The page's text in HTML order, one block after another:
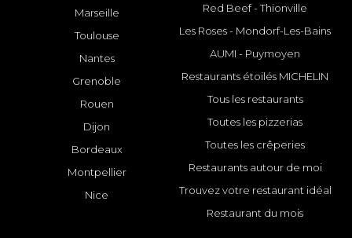
Marseille
Toulouse
Nantes
Grenoble
Rouen
Dijon
Bordeaux
Montpellier
Nice
Red Beef - Thionville
Les Roses - Mondorf-Les-Bains
AUMI - Puymoyen
Restaurants étoilés MICHELIN
Tous les restaurants
Toutes les pizzerias
Toutes les crêperies
Restaurants autour de moi
Trouvez votre restaurant idéal
Restaurant du mois